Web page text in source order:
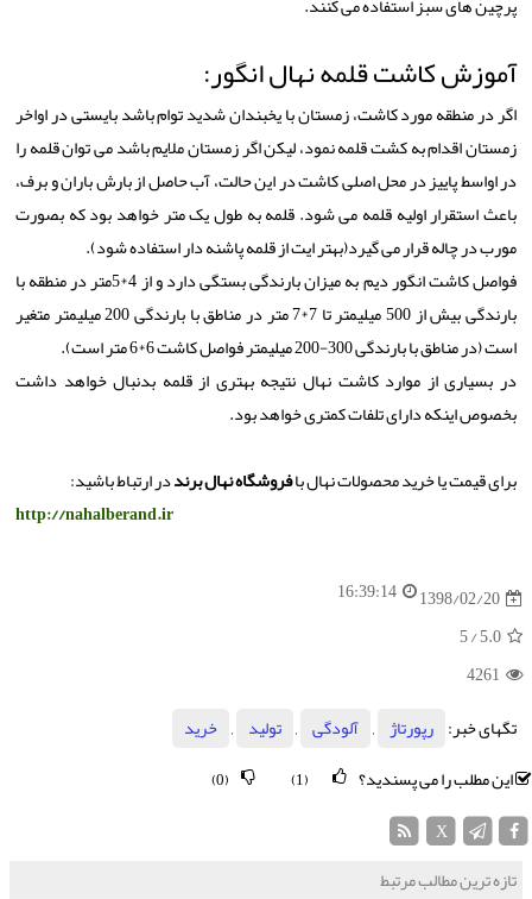
آموزش کاشت قلمه نهال انگور:
اگر در منطقه مورد کاشت، زمستان با یخبندان شدید توام باشد بایستی در اواخر
زمستان اقدام به کشت قلمه نمود، لیکن اگر زمستان ملایم باشد می توان قلمه را
در اواسط پاییز در محل اصلی کاشت در این حالت، آب حاصل از بارش باران و برف،
باعث استقرار اولیه قلمه می شود. قلمه به طول یک متر خواهد بود که بصورت
مورب در چاله قرار می گیرد(بهتر ایت از قلمه پاشنه دار استفاده شود).
فواصل کاشت انگور دیم به میزان بارندگی بستگی دارد و از 4*5متر در منطقه با
بارندگی بیش از 500 میلیمتر تا 7*7 متر در مناطق با بارندگی 200 میلیمتر متغیر
است (در مناطق با بارندگی 300-200 میلیمتر فواصل کاشت 6*6 متر است).
در بسیاری از موارد کاشت نهال نتیجه بهتری از قلمه بدنبال خواهد داشت
بخصوص اینکه دارای تلفات کمتری خواهد بود.
برای قیمت یا خرید محصولات نهال بافروشگاه نهال برنددر ارتباط باشید:
http://nahalberand.ir
1398/02/20
16:39:14
5.0
/ 5
4261
تگهای خبر:
رپورتاژ , آلودگی , تولید ,
خرید
این مطلب را می پسندید؟
(0)
تازه ترین مطالب مرتبط